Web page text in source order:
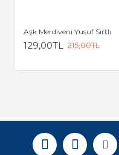
Aşk Merdiveni Yusuf Sırtlı
129,00TL 215,00TL